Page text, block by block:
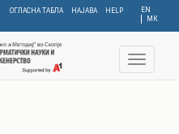
EN
МК
ОГЛАСНА ТАБЛА НАЈАВА HELP
Toggle